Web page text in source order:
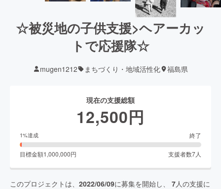
☆被災地の子供支援>ヘアーカッ
トで応援隊☆
mugen1212 まちづくり・地域活性化 福島県
現在の支援総額
12,500円
1%達成 終了
目標金額1,000,000円 支援者数7人
このプロジェクトは、 2022/06/09に募集を開始し、 7人の支援に